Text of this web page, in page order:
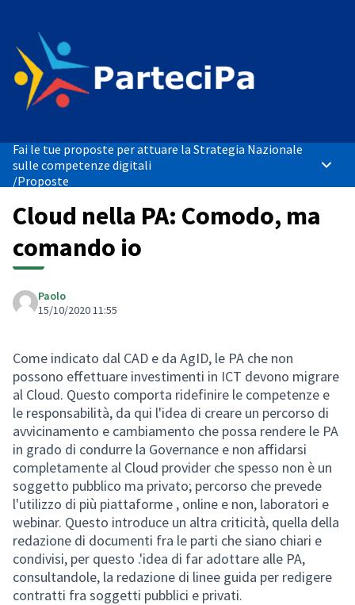
Fai le tue proposte per attuare la Strategia Nazionale
sulle competenze digitali
/Proposte
Cloud nella PA: Comodo, ma
comando io
Paolo
15/10/2020 11:55
Come indicato dal CAD e da AgID, le PA che non
possono effettuare investimenti in ICT devono migrare
al Cloud. Questo comporta ridefinire le competenze e
le responsabilità, da qui l'idea di creare un percorso di
avvicinamento e cambiamento che possa rendere le PA
in grado di condurre la Governance e non affidarsi
completamente al Cloud provider che spesso non è un
soggetto pubblico ma privato; percorso che prevede
l'utilizzo di più piattaforme , online e non, laboratori e
webinar. Questo introduce un altra criticità, quella della
redazione di documenti fra le parti che siano chiari e
condivisi, per questo .'idea di far adottare alle PA,
consultandole, la redazione di linee guida per redigere
contratti fra soggetti pubblici e privati.